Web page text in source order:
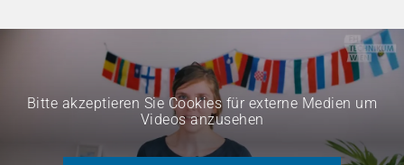
Bitte akzeptieren Sie Cookies für externe Medien um
Videos anzusehen